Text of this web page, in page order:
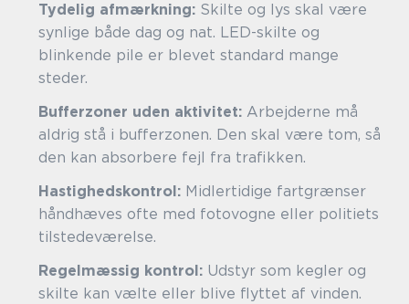
Tydelig afmærkning: Skilte og lys skal være
synlige både dag og nat. LED-skilte og
blinkende pile er blevet standard mange
steder.
Bufferzoner uden aktivitet: Arbejderne må
aldrig stå i bufferzonen. Den skal være tom, så
den kan absorbere fejl fra trafikken.
Hastighedskontrol: Midlertidige fartgrænser
håndhæves ofte med fotovogne eller politiets
tilstedeværelse.
Regelmæssig kontrol: Udstyr som kegler og
skilte kan vælte eller blive flyttet af vinden.